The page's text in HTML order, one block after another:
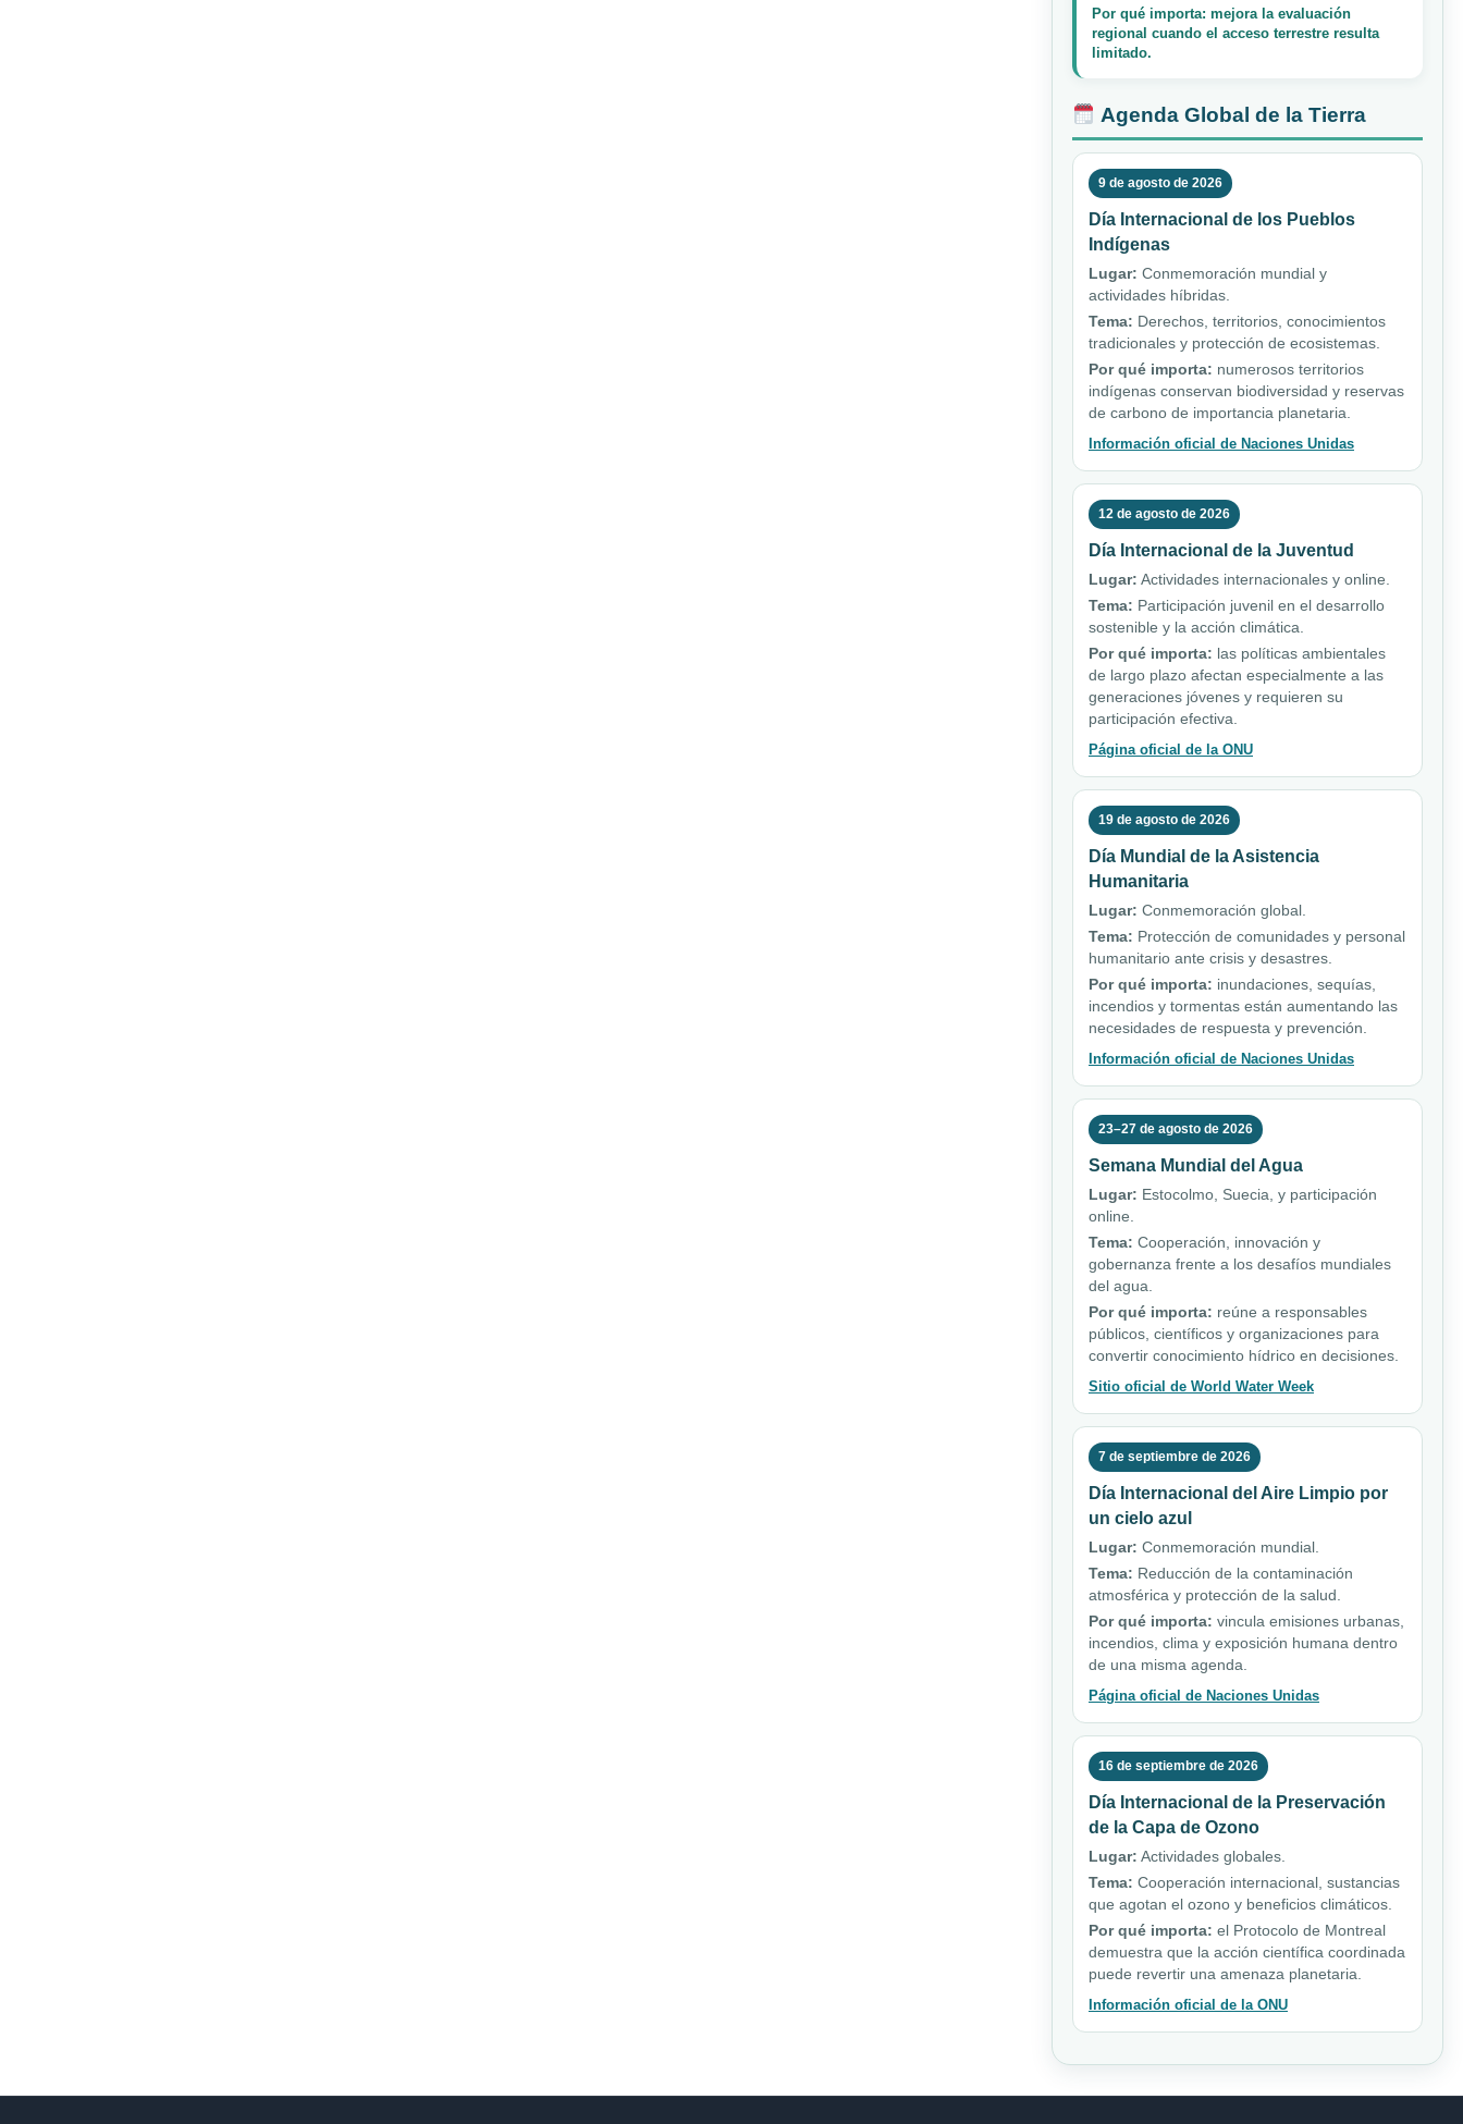
Por qué importa: mejora la evaluación
regional cuando el acceso terrestre resulta
limitado.
Agenda Global de la Tierra
9 de agosto de 2026
Día Internacional de los Pueblos
Indígenas
Lugar: Conmemoración mundial y
actividades híbridas.
Tema: Derechos, territorios, conocimientos
tradicionales y protección de ecosistemas.
Por qué importa: numerosos territorios
indígenas conservan biodiversidad y reservas
de carbono de importancia planetaria.
Información oficial de Naciones Unidas
12 de agosto de 2026
Día Internacional de la Juventud
Lugar: Actividades internacionales y online.
Tema: Participación juvenil en el desarrollo
sostenible y la acción climática.
Por qué importa: las políticas ambientales
de largo plazo afectan especialmente a las
generaciones jóvenes y requieren su
participación efectiva.
Página oficial de la ONU
19 de agosto de 2026
Día Mundial de la Asistencia
Humanitaria
Lugar: Conmemoración global.
Tema: Protección de comunidades y personal
humanitario ante crisis y desastres.
Por qué importa: inundaciones, sequías,
incendios y tormentas están aumentando las
necesidades de respuesta y prevención.
Información oficial de Naciones Unidas
23–27 de agosto de 2026
Semana Mundial del Agua
Lugar: Estocolmo, Suecia, y participación
online.
Tema: Cooperación, innovación y
gobernanza frente a los desafíos mundiales
del agua.
Por qué importa: reúne a responsables
públicos, científicos y organizaciones para
convertir conocimiento hídrico en decisiones.
Sitio oficial de World Water Week
7 de septiembre de 2026
Día Internacional del Aire Limpio por
un cielo azul
Lugar: Conmemoración mundial.
Tema: Reducción de la contaminación
atmosférica y protección de la salud.
Por qué importa: vincula emisiones urbanas,
incendios, clima y exposición humana dentro
de una misma agenda.
Página oficial de Naciones Unidas
16 de septiembre de 2026
Día Internacional de la Preservación
de la Capa de Ozono
Lugar: Actividades globales.
Tema: Cooperación internacional, sustancias
que agotan el ozono y beneficios climáticos.
Por qué importa: el Protocolo de Montreal
demuestra que la acción científica coordinada
puede revertir una amenaza planetaria.
Información oficial de la ONU